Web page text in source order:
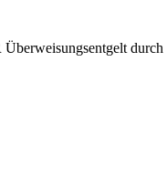
Überweisungsentgelt